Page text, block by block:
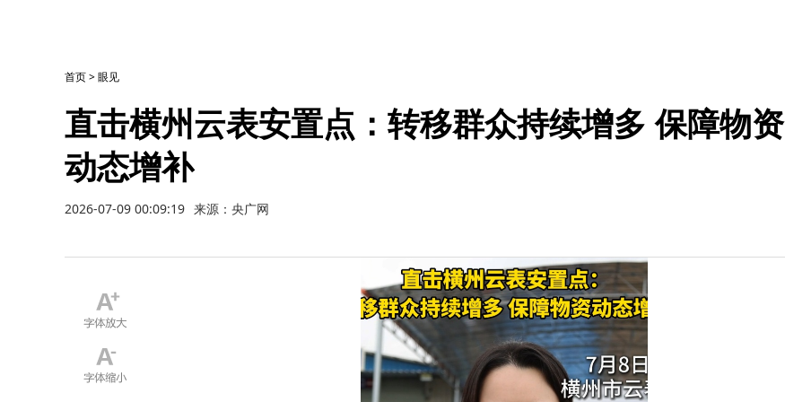
首页>眼见
直击横州云表安置点：转移群众持续增多 保障物资
动态增补
2026-07-09 00:09:19 来源：央广网